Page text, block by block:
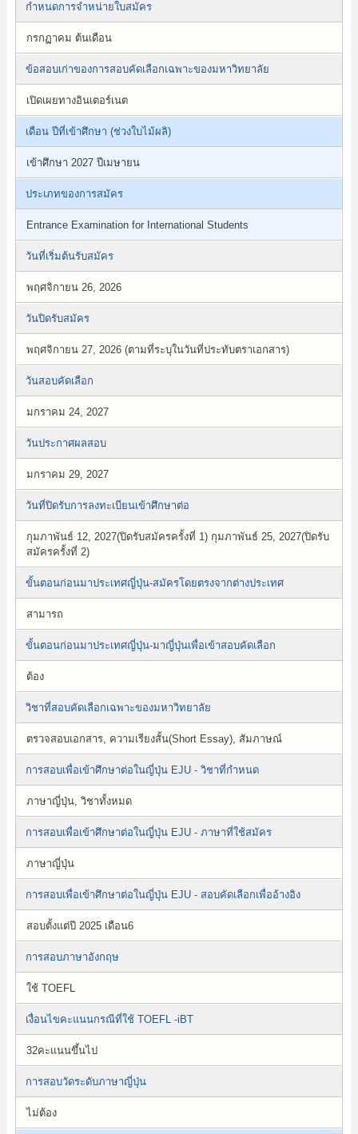
กำหนดการจำหน่ายใบสมัคร
กรกฏาคม ต้นเดือน
ข้อสอบเก่าของการสอบคัดเลือกเฉพาะของมหาวิทยาลัย
เปิดเผยทางอินเตอร์เนต
เดือน ปีที่เข้าศึกษา (ช่วงใบไม้ผลิ)
เข้าศึกษา 2027 ปีเมษายน
ประเภทของการสมัคร
Entrance Examination for International Students
วันที่เริ่มต้นรับสมัคร
พฤศจิกายน 26, 2026
วันปิดรับสมัคร
พฤศจิกายน 27, 2026 (ตามที่ระบุในวันที่ประทับตราเอกสาร)
วันสอบคัดเลือก
มกราคม 24, 2027
วันประกาศผลสอบ
มกราคม 29, 2027
วันที่ปิดรับการลงทะเบียนเข้าศึกษาต่อ
กุมภาพันธ์ 12, 2027(ปิดรับสมัครครั้งที่ 1) กุมภาพันธ์ 25, 2027(ปิดรับ
สมัครครั้งที่ 2)
ขั้นตอนก่อนมาประเทศญี่ปุ่น-สมัครโดยตรงจากต่างประเทศ
สามารถ
ขั้นตอนก่อนมาประเทศญี่ปุ่น-มาญี่ปุ่นเพื่อเข้าสอบคัดเลือก
ต้อง
วิชาที่สอบคัดเลือกเฉพาะของมหาวิทยาลัย
ตรวจสอบเอกสาร, ความเรียงสั้น(Short Essay), สัมภาษณ์
การสอบเพื่อเข้าศึกษาต่อในญี่ปุ่น EJU - วิชาที่กำหนด
ภาษาญี่ปุ่น, วิชาทั้งหมด
การสอบเพื่อเข้าศึกษาต่อในญี่ปุ่น EJU - ภาษาที่ใช้สมัคร
ภาษาญี่ปุ่น
การสอบเพื่อเข้าศึกษาต่อในญี่ปุ่น EJU - สอบคัดเลือกเพื่ออ้างอิง
สอบตั้งแต่ปี 2025 เดือน6
การสอบภาษาอังกฤษ
ใช้ TOEFL
เงื่อนไขคะแนนกรณีที่ใช้ TOEFL -iBT
32คะแนนขึ้นไป
การสอบวัดระดับภาษาญี่ปุ่น
ไม่ต้อง